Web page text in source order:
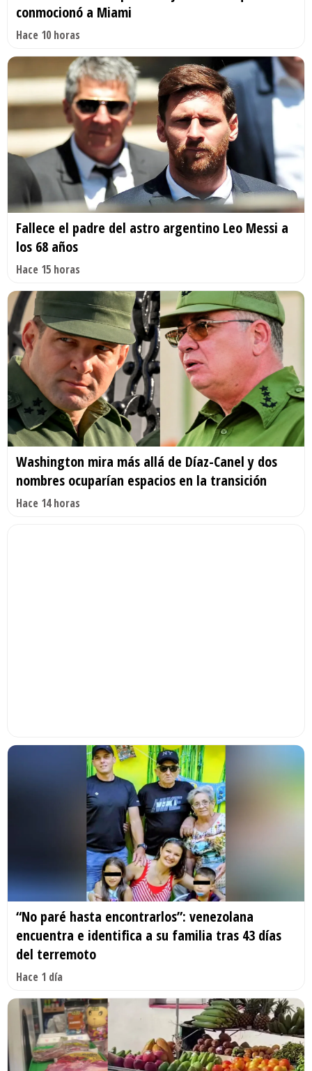
conmocionó a Miami
Hace 10 horas
Fallece el padre del astro argentino Leo Messi a
los 68 años
Hace 15 horas
Washington mira más allá de Díaz-Canel y dos
nombres ocuparían espacios en la transición
Hace 14 horas
“No paré hasta encontrarlos”: venezolana
encuentra e identifica a su familia tras 43 días
del terremoto
Hace 1 día